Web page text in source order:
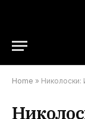
Home » Николоски: